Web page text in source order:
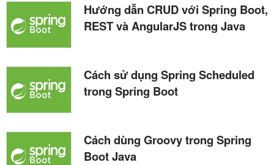
Hướng dẫn CRUD với Spring Boot,
REST và AngularJS trong Java
Cách sử dụng Spring Scheduled
trong Spring Boot
Cách dùng Groovy trong Spring
Boot Java